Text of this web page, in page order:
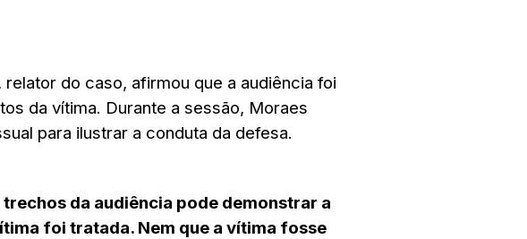
do caso, afirmou que a audiência foi
da vítima. Durante a sessão, Moraes
para ilustrar a conduta da defesa.
da audiência pode demonstrar a
foi tratada. Nem que a vítima fosse